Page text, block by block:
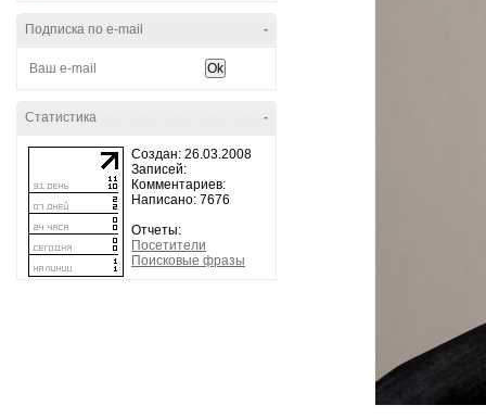
-
Подписка по e-mail
-
Статистика
Создан: 26.03.2008
Записей:
Комментариев:
Написано: 7676
Отчеты:
Посетители
Поисковые фразы